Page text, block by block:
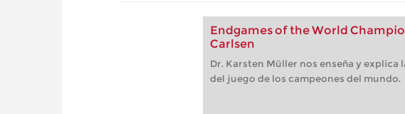
Endgames of the World
Carlsen
Dr. Karsten Müller nos enseña y explica
del juego de los campeones del mundo.